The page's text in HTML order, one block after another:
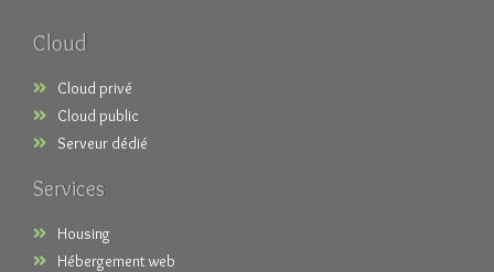
Cloud
Cloud privé
Cloud public
Serveur dédié
Services
Housing
Hébergement web